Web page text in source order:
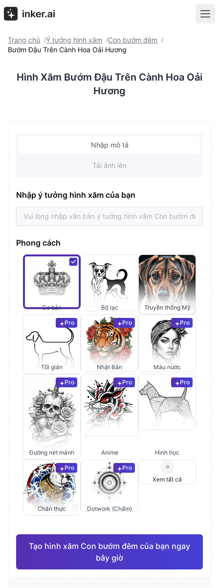
Trang chủ /Ý tưởng hình xăm /Con bướm đêm /
Bướm Đậu Trên Cành Hoa Oải Hương
Hình Xăm Bướm Đậu Trên Cành Hoa Oải
Hương
Nhập mô tả
Tải ảnh lên
Nhập ý tưởng hình xăm của bạn
Phong cách
Cơ bản Bộ lạc Truyền thống Mỹ
Pro
Tối giản
Pro
Nhật Bản
Pro
Màu nước
Pro
Đường nét mảnh
Pro
Anime
Pro
Hình học
Pro
Chân thực
Pro
Dotwork (Chấm)
Xem tất cả
Tạo hình xăm Con bướm đêm của bạn ngay
bây giờ